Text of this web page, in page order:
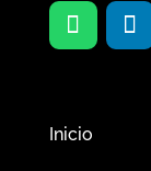
Inicio